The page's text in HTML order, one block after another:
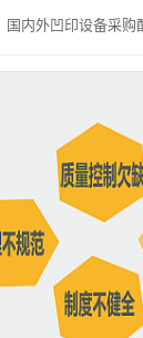
国内外凹印设备采购